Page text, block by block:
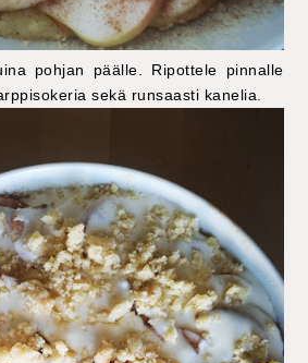
pohjan päälle. Ripottele pinnalle
sekä runsaasti kanelia.